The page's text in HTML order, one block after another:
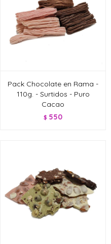
Pack Chocolate en Rama -
110g. - Surtidos - Puro
Cacao
$ 550